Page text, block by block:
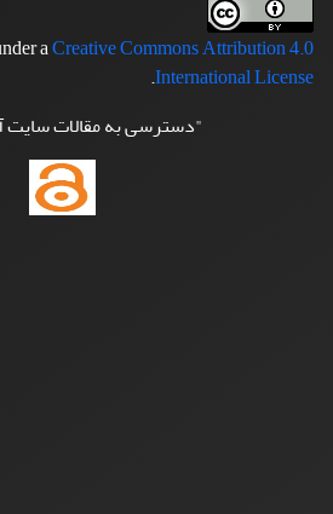
aCreative Commons Attribution 4.0
International License
.
"دسترسی به مقالات سایت